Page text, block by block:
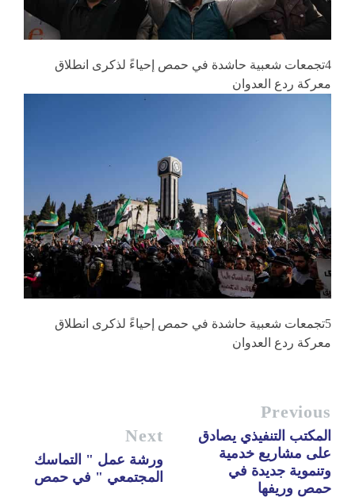
4تجمعات شعبية حاشدة في حمص إحياءً لذكرى انطلاق
معركة ردع العدوان
5تجمعات شعبية حاشدة في حمص إحياءً لذكرى انطلاق
معركة ردع العدوان
Previous
المكتب التنفيذي يصادق
على مشاريع خدمية
وتنموية جديدة في
حمص وريفها
Next
ورشة عمل " التماسك
المجتمعي " في حمص